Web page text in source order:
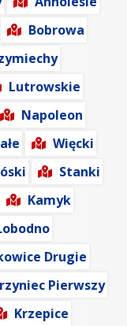
Bobrowa
Lutrowskie
Napoleon
Więcki
Stanki
Kamyk
Drugie
Pierwszy
Krzepice